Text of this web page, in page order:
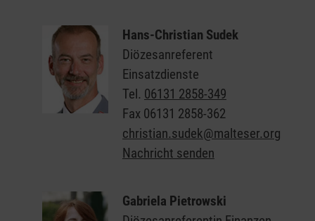
Hans-Christian Sudek
Diözesanreferent
Einsatzdienste
Tel. 06131 2858-349
Fax 06131 2858-362
christian.sudek@malteser.org
Nachricht senden
Gabriela Pietrowski